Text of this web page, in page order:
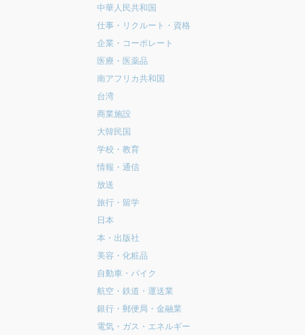
中華人民共和国
仕事・リクルート・資格
企業・コーポレート
医療・医薬品
南アフリカ共和国
台湾
商業施設
大韓民国
学校・教育
情報・通信
放送
旅行・留学
日本
本・出版社
美容・化粧品
自動車・バイク
航空・鉄道・運送業
銀行・郵便局・金融業
電気・ガス・エネルギー